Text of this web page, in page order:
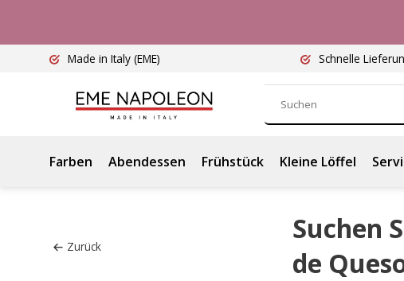
Made in Italy (EME) Schnelle
Farben Abendessen Frühstück Kleine Löffel
Zurück
Suchen
de